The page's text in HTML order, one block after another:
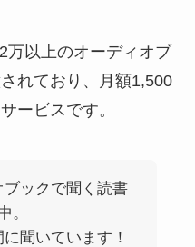
万以上のオーディオブ
れており、月額1,500
ービスです。
ックで聞く読書
。
聞いています！